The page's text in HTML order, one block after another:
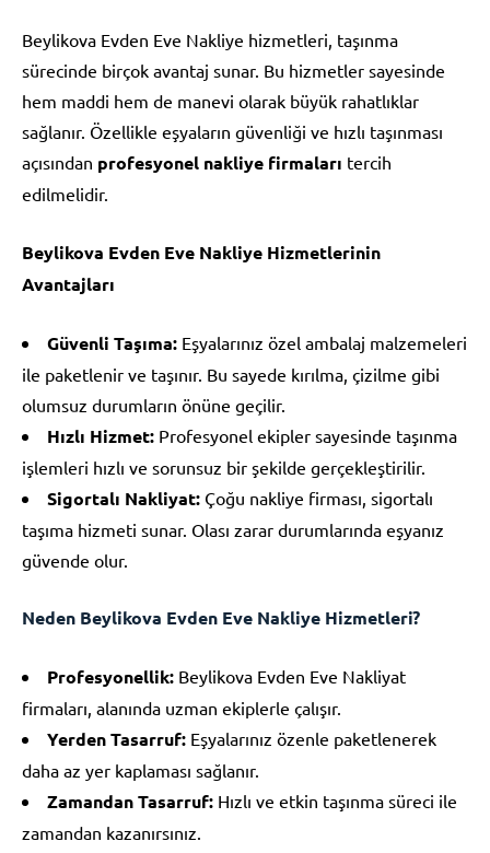
Beylikova Evden Eve Nakliye hizmetleri, taşınma
sürecinde birçok avantaj sunar. Bu hizmetler sayesinde
hem maddi hem de manevi olarak büyük rahatlıklar
sağlanır. Özellikle eşyaların güvenliği ve hızlı taşınması
açısından profesyonel nakliye firmaları tercih
edilmelidir.
Beylikova Evden Eve Nakliye Hizmetlerinin
Avantajları
Güvenli Taşıma: Eşyalarınız özel ambalaj malzemeleri
ile paketlenir ve taşınır. Bu sayede kırılma, çizilme gibi
olumsuz durumların önüne geçilir.
Hızlı Hizmet: Profesyonel ekipler sayesinde taşınma
işlemleri hızlı ve sorunsuz bir şekilde gerçekleştirilir.
Sigortalı Nakliyat: Çoğu nakliye firması, sigortalı
taşıma hizmeti sunar. Olası zarar durumlarında eşyanız
güvende olur.
Neden Beylikova Evden Eve Nakliye Hizmetleri?
Profesyonellik: Beylikova Evden Eve Nakliyat
firmaları, alanında uzman ekiplerle çalışır.
Yerden Tasarruf: Eşyalarınız özenle paketlenerek
daha az yer kaplaması sağlanır.
Zamandan Tasarruf: Hızlı ve etkin taşınma süreci ile
zamandan kazanırsınız.